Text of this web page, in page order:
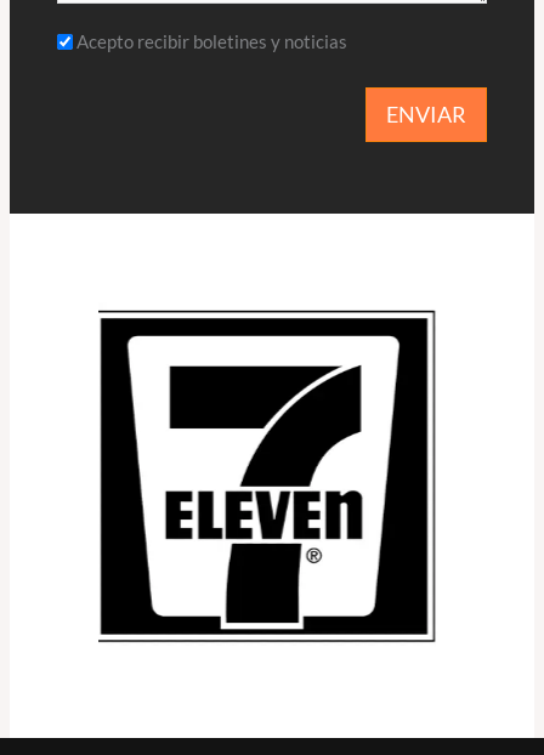
Acepto recibir boletines y noticias
ENVIAR